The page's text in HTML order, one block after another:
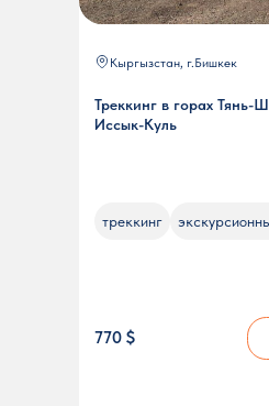
Кыргызстан, г.Бишкек
Треккинг в горах Тянь-
Иссык-Куль
треккинг
770 $